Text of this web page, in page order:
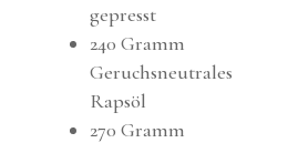
gepresst
240 Gramm
Geruchsneutrales
Rapsöl
270 Gramm